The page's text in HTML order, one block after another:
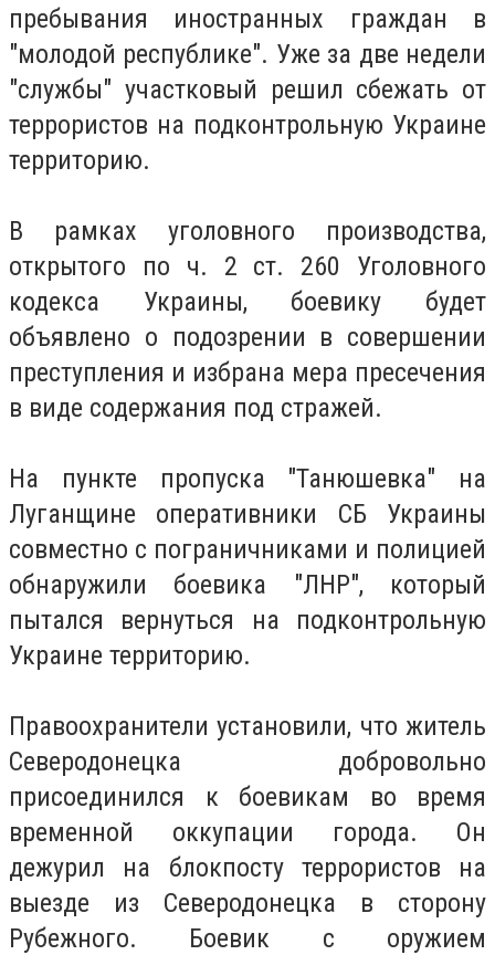
пребывания иностранных граждан в
"молодой республике". Уже за две недели
"службы" участковый решил сбежать от
террористов на подконтрольную Украине
территорию.
В рамках уголовного производства,
открытого по ч. 2 ст. 260 Уголовного
кодекса Украины, боевику будет
объявлено о подозрении в совершении
преступления и избрана мера пресечения
в виде содержания под стражей.
На пункте пропуска "Танюшевка" на
Луганщине оперативники СБ Украины
совместно с пограничниками и полицией
обнаружили боевика "ЛНР", который
пытался вернуться на подконтрольную
Украине территорию.
Правоохранители установили, что житель
Северодонецка добровольно
присоединился к боевикам во время
временной оккупации города. Он
дежурил на блокпосту террористов на
выезде из Северодонецка в сторону
Рубежного. Боевик с оружием